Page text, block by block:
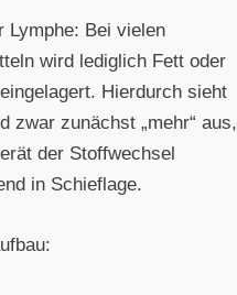
Lymphe: Bei vielen
wird lediglich Fett oder
Hierdurch sieht
zwar zunächst „mehr“ aus,
der Stoffwechsel
in Schieflage.